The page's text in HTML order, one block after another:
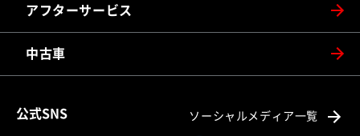
アフターサービス
中古車
公式SNS ソーシャルメディア一覧